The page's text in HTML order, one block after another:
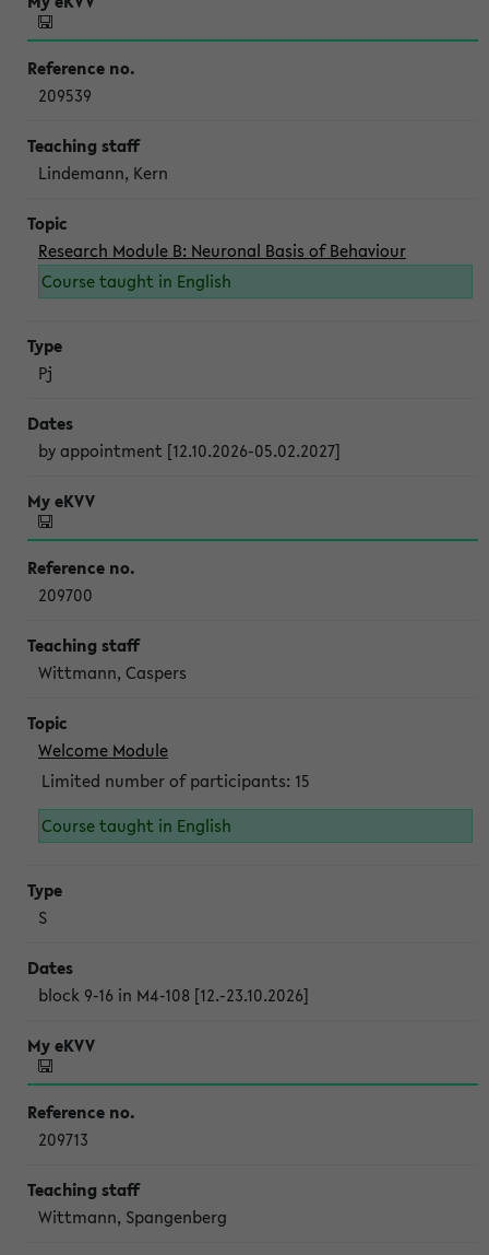
209539
Lindemann, Kern
Research Module B: Neuronal Basis of Behaviour
Course taught in English
Pj
by appointment [12.10.2026-05.02.2027]
209700
Wittmann, Caspers
Welcome Module
Limited number of participants: 15
Course taught in English
S
block 9-16 in M4-108 [12.-23.10.2026]
209713
Wittmann, Spangenberg